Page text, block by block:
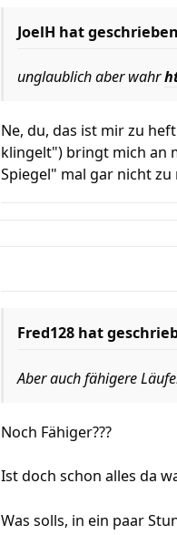
JoelH hat
unglaublich aber wahr
Ne, du, das ist mir zu
klingelt") bringt mich an
Spiegel" mal gar nicht zu
Fred128 hat
Aber auch fähigere
Noch Fähiger???
Ist doch schon alles da
Was solls, in ein paar